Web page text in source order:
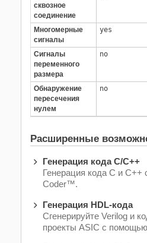
сквозное
соединение
Многомерные
сигналы
yes
Сигналы
переменного
размера
no
Обнаружение
пересечения
нулем
no
Расширенные
Генерация кода C/C++
Генерация кода C и
Coder™.
Генерация HDL-кода
Сгенерируйте Verilog и
проекты ASIC с